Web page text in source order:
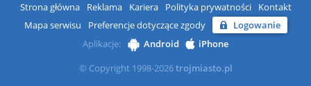
Strona główna Reklama Kariera Polityka prywatności
Kontakt
Mapa serwisu
Preferencje dotyczące zgody
Logowanie
Aplikacje:
Android
iPhone
© Copyright 1998-2026trojmiasto.pl